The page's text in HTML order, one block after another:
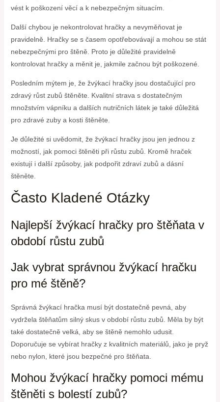
vést k poškození věcí a k nebezpečným situacím.
Další chybou je nekontrolovat hračky a nevyměňovat je
pravidelně. Hračky se s časem opotřebovávají a mohou se stát
nebezpečnými pro štěně. Proto je důležité pravidelně
kontrolovat hračky a měnit je, jakmile začnou být poškozené.
Posledním mýtem je, že žvýkací hračky jsou dostačující pro
zdravý růst zubů štěněte. Kvalitní strava s dostatečným
množstvím vápníku a dalších nutričních látek je také důležitá
pro zdravé zuby a kosti štěněte.
Je důležité si uvědomit, že žvýkací hračky jsou jen jednou z
možností, jak pomoci štěněti při růstu zubů. Kromě hraček
existují i další způsoby, jak podpořit zdraví zubů a dásní
štěněte.
Často Kladené Otázky
Najlepší žvýkací hračky pro štěňata v
období růstu zubů
Jak vybrat správnou žvýkací hračku
pro mé štěně?
Správná žvýkací hračka musí být dostatečně pevná, aby
vydržela štěňatům silný skus v období růstu zubů. Měla by být
také dostatečně velká, aby se štěně nemohlo udusit.
Doporučuje se vybírat hračky z kvalitních materiálů, jako je pryž
nebo nylon, které jsou bezpečné pro štěňata.
Mohou žvýkací hračky pomoci mému
štěněti s bolestí zubů?